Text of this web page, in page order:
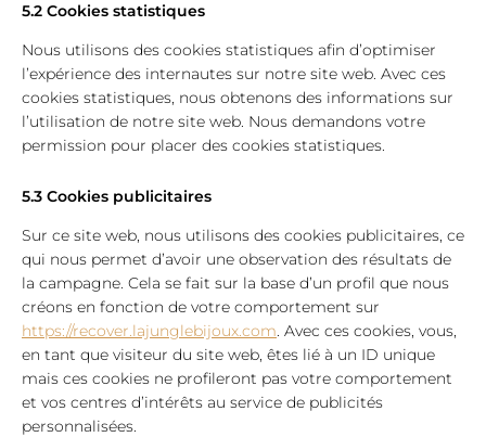
5.2 Cookies statistiques
Nous utilisons des cookies statistiques afin d’optimiser
l’expérience des internautes sur notre site web. Avec ces
cookies statistiques, nous obtenons des informations sur
l’utilisation de notre site web. Nous demandons votre
permission pour placer des cookies statistiques.
5.3 Cookies publicitaires
Sur ce site web, nous utilisons des cookies publicitaires, ce
qui nous permet d’avoir une observation des résultats de
la campagne. Cela se fait sur la base d’un profil que nous
créons en fonction de votre comportement sur
https://recover.lajunglebijoux.com. Avec ces cookies, vous,
en tant que visiteur du site web, êtes lié à un ID unique
mais ces cookies ne profileront pas votre comportement
et vos centres d’intérêts au service de publicités
personnalisées.